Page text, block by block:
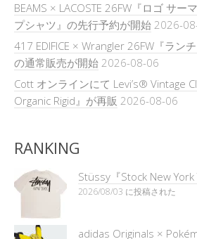
BEAMS × LACOSTE 26FW『ロゴ サー
プシャツ』の先行予約が開始 2026-
417 EDIFICE × Wrangler 26FW『ラン
の通常販売が開始 2026-08-06
Cott オンラインにて Levi’s® Vintage
Organic Rigid』が再販 2026-08-06
RANKING
Stüssy『Stock New York
2026/08/03 に投稿された
adidas Originals ×